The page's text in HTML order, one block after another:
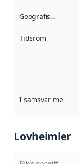
Geografisk område
Tidsrom:
I samsvar med
Lovheimler